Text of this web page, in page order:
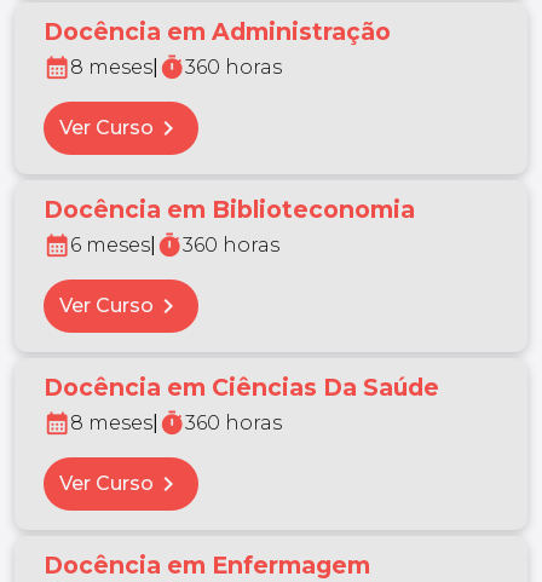
Docência em Administração
calendar_month8 meses timer360 horas
Ver Curso chevron_right
Docência em Biblioteconomia
calendar_month6 meses timer360 horas
Ver Curso chevron_right
Docência em Ciências Da Saúde
calendar_month8 meses timer360 horas
Ver Curso chevron_right
Docência em Enfermagem